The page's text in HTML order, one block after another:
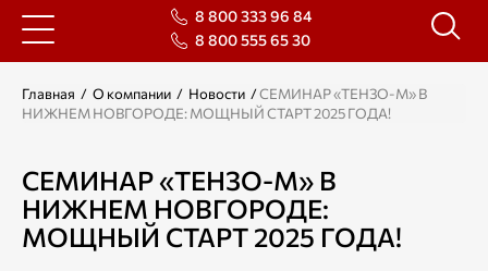
8 800 333 96 84
8 800 555 65 30
Главная / О компании / Новости /СЕМИНАР «ТЕНЗО-М» В
НИЖНЕМ НОВГОРОДЕ: МОЩНЫЙ СТАРТ 2025 ГОДА!
СЕМИНАР «ТЕНЗО-М» В
НИЖНЕМ НОВГОРОДЕ:
МОЩНЫЙ СТАРТ 2025 ГОДА!